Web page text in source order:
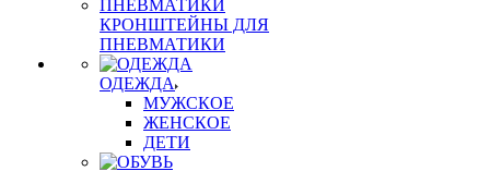
КРОНШТЕЙНЫ ДЛЯ
ПНЕВМАТИКИ
ОДЕЖДА
МУЖСКОЕ
ЖЕНСКОЕ
ДЕТИ